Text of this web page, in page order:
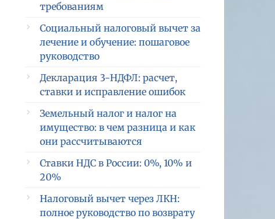
требованиям
Социальный налоговый вычет за
лечение и обучение: пошаговое
руководство
Декларация 3-НДФЛ: расчет,
ставки и исправление ошибок
Земельный налог и налог на
имущество: в чем разница и как
они рассчитываются
Ставки НДС в России: 0%, 10% и
20%
Налоговый вычет через ЛКН:
полное руководство по возврату